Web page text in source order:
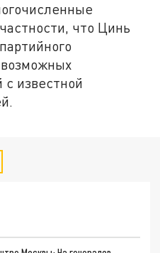
что Цинь
возможных
известной